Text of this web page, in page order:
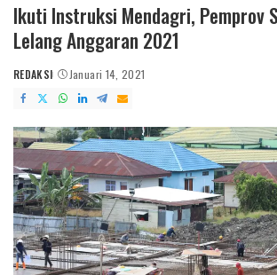
Ikuti Instruksi Mendagri, Pemprov
Lelang Anggaran 2021
POSTED
BY
REDAKSI Januari 14, 2021